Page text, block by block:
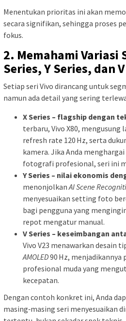
Menentukan prioritas ini akan
secara signifikan, sehingga proses
fokus.
2. Memahami Variasi
Series, Y Series, dan
Setiap seri Vivo dirancang untuk
namun ada detail yang sering
X Series – flagship dengan
terbaru, Vivo X80, mengusung
refresh rate 120 Hz, serta
kamera. Jika Anda
fotografi profesional, seri ini
Y Series – nilai ekonomis
menonjolkan AI Scene
menyesuaikan setting foto
bagi pengguna yang
repot mengatur manual.
V Series – keseimbangan
Vivo V23 menawarkan desain
AMOLED90 Hz,
profesional muda yang
kecepatan.
Dengan contoh konkret ini, Anda
masing‑masing seri menyesuaikan